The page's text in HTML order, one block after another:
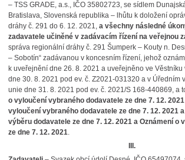
– TSS GRADE, a.s., IČO 35802723, se sídlem
Bratislava, Slovenská republika – lhůtu k doložení
dráhy č. 291 do 6. 12. 2021, a všechny následné
zadavatele učiněné v zadávacím řízení na veřejnou
správa regionální dráhy č. 291 Šumperk – Kouty n.
– Sobotín“ zadávanou v koncesním řízení, jehož
k uveřejnění dne 26. 8. 2021 a uveřejněno ve
dne 30. 8. 2021 pod ev. č. Z2021-031320 a v Úředním
unie dne 31. 8. 2021 pod ev. č. 2021/S 168-440869, a
o vyloučení vybraného dodavatele ze dne 7. 12.
vyloučení vybraného dodavatele ze dne 7. 12. 2021
výběru dodavatele ze dne 7. 12. 2021 a Oznámení o
ze dne 7. 12. 2021.
III.